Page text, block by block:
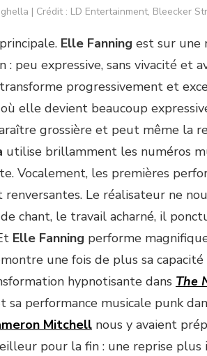
| Crédit : LD Entertainment, Bleecker
Elle Fanning est sur une
peu expressive, sans vivacité et
progressivement et
elle devient beaucoup
grossière et peut même la
utilise brillamment les numéros
Vocalement, les premières
Le réalisateur ne
chant, le travail acharné, il
Elle Fanning performe
une fois de plus sa
hypnotisante dans The
sa performance musicale punk
Mitchellnous y avaient
pour la fin : une reprise plus